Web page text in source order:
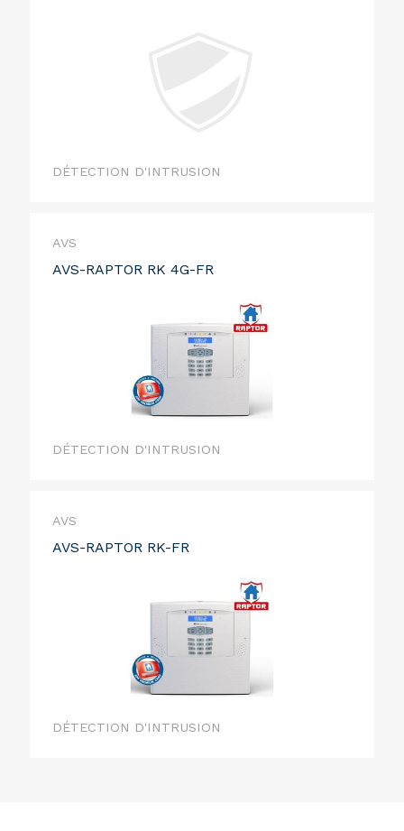
DÉTECTION D'INTRUSION
AVS
AVS-RAPTOR RK 4G-FR
DÉTECTION D'INTRUSION
AVS
AVS-RAPTOR RK-FR
DÉTECTION D'INTRUSION